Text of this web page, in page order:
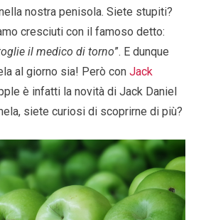
nostra penisola. Siete stupiti?
cresciuti con il famoso detto:
il medico di torno”. E dunque
al giorno sia! Però conJack
è infatti la novità di Jack Daniel
siete curiosi di scoprirne di più?